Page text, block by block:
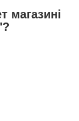
магазині